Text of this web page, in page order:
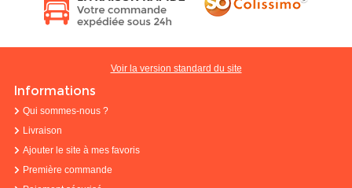
Voir la version standard du site
Informations
Qui sommes-nous ?
Livraison
Ajouter le site à mes favoris
Première commande